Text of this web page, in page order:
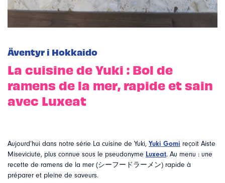
Äventyr i Hokkaido
La cuisine de Yuki : Bol de
ramens de la mer, rapide et sain
avec Luxeat
Aujourd’hui dans notre série La cuisine de Yuki, Yuki Gomi reçoit Aiste
Miseviciute, plus connue sous le pseudonyme Luxeat. Au menu : une
recette de ramens de la mer (シーフードラーメン) rapide à
préparer et pleine de saveurs.